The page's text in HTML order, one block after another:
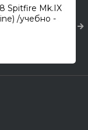
Spitfire Mk.IX
/учебно -